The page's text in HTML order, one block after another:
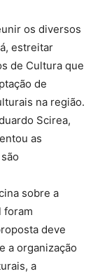
os diversos
estreitar
de Cultura que
de
na região.
Scirea,
as
sobre a
foram
deve
a organização
a